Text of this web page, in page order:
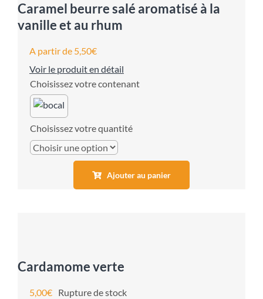
Caramel beurre salé aromatisé à la
vanille et au rhum
A partir de 5,50€
Voir le produit en détail
contenant
quantité
Ajouter au panier
Cardamome verte
5,00€ Rupture de stock